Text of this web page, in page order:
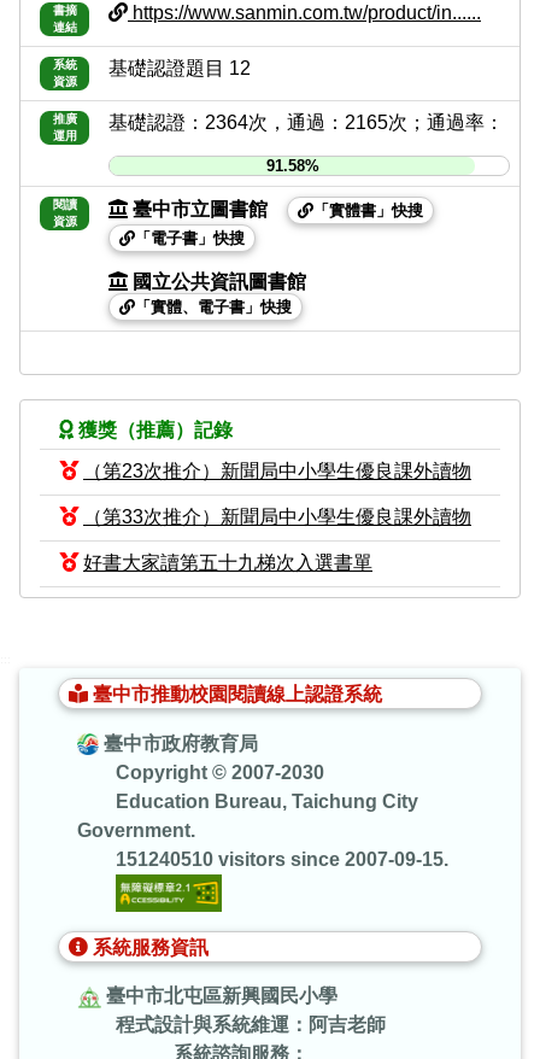
書摘
連結
https://www.sanmin.com.tw/product/in......
系統
資源
基礎認證題目 12
推廣
運用
基礎認證：2364次，通過：2165次；通過率：
91.58%
閱讀
資源
臺中市立圖書館
「實體書」快搜
「電子書」快搜
國立公共資訊圖書館
「實體、電子書」快搜
獲獎（推薦）記錄
（第23次推介）新聞局中小學生優良課外讀物
（第33次推介）新聞局中小學生優良課外讀物
好書大家讀第五十九梯次入選書單
臺中市推動校園閱讀線上認證系統
臺中市政府教育局
Copyright © 2007-2030
Education Bureau, Taichung City
Government.
151240510 visitors since 2007-09-15.
系統服務資訊
臺中市北屯區新興國民小學
程式設計與系統維運：阿吉老師
系統諮詢服務：